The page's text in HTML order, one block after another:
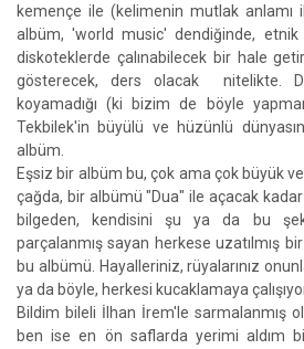
kemençe ile (kelimenin mutlak anlamı
albüm, 'world music' dendiğinde, etnik
diskoteklerde çalınabilecek bir hale
gösterecek, ders olacak nitelikte.
koyamadığı (ki bizim de böyle
Tekbilek'in büyülü ve hüzünlü
albüm.
Eşsiz bir albüm bu, çok ama çok büyük
çağda, bir albümü "Dua" ile açacak
bilgeden, kendisini şu ya da bu
parçalanmış sayan herkese uzatılmış
bu albümü. Hayalleriniz, rüyalarınız
ya da böyle, herkesi kucaklamaya
Bildim bileli İlhan İrem'le sarmalanmış
ben ise en ön saflarda yerimi aldım